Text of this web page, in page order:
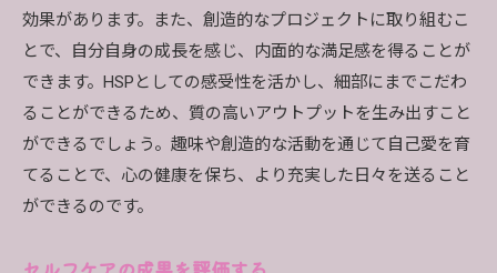
効果があります。また、創造的なプロジェクトに取り組むこ
とで、自分自身の成長を感じ、内面的な満足感を得ることが
できます。HSPとしての感受性を活かし、細部にまでこだわ
ることができるため、質の高いアウトプットを生み出すこと
ができるでしょう。趣味や創造的な活動を通じて自己愛を育
てることで、心の健康を保ち、より充実した日々を送ること
ができるのです。